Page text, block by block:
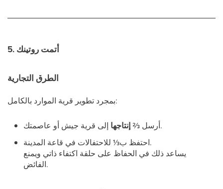
5. أتمت روتينك
الطرق التجارية
بمجرد تطوير قرية الموارد بالكامل:
أرسل ⅔ إنتاجها
إلى قرية جيش أو عاصمتك.
احتفظ ب⅓
للاحتفالات في قاعة المدينة.
يساعد ذلك في الحفاظ على حلقة اكتفاء ذاتي ويمنع
الفائض.